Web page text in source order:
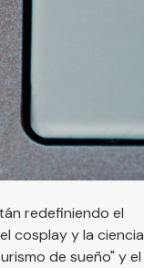
redefiniendo el
cosplay y la ciencia
de sueño" y el